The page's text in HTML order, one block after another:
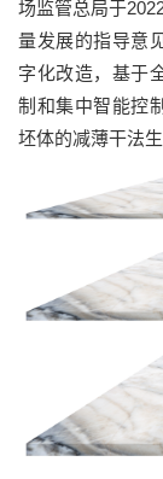
场监管总局于
量发展的指导意
字化改造，基于
制和集中智能控
坯体的减薄干法